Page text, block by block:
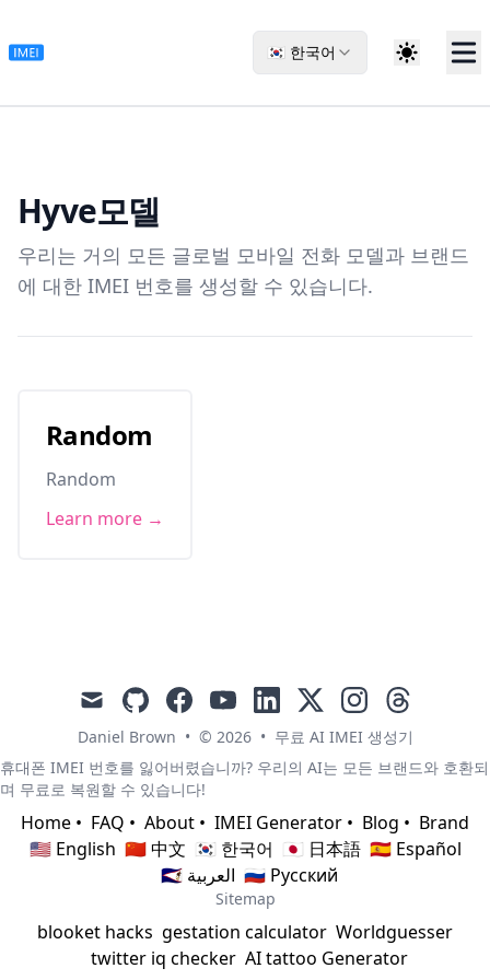
🇰🇷 한국어
Hyve모델
우리는 거의 모든 글로벌 모바일 전화 모델과 브랜드
에 대한 IMEI 번호를 생성할 수 있습니다.
Random
Random
Learn more →
mail githubfacebookyoutubelinkedin
x instagramthreads
Daniel Brown • © 2026 • 무료 AI IMEI 생성기
휴대폰 IMEI 번호를 잃어버렸습니까? 우리의 AI는 모든 브랜드와 호환되
며 무료로 복원할 수 있습니다!
Home • FAQ • About • IMEI Generator • Blog • Brand
🇺🇸 English 🇨🇳 中文 🇰🇷 한국어 🇯🇵 日本語 🇪🇸 Español
🇸🇦 العربية 🇷🇺 Русский
Sitemap
blooket hacks gestation calculator Worldguesser
twitter iq checker AI tattoo Generator